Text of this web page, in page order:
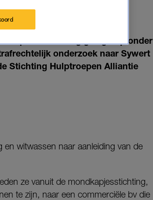
opnieuw beslag gelegd op onder
onderzoek naar Sywert
Stichting Hulptroepen Alliantie
witwassen naar aanleiding van de
ze vanuit de mondkapjesstichting,
te zijn, naar een commerciële bv die